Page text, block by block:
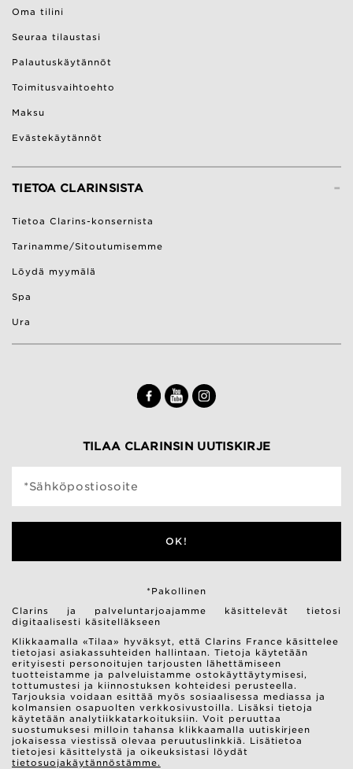
Oma tilini
Seuraa tilaustasi
Palautuskäytännöt
Toimitusvaihtoehto
Maksu
Evästekäytännöt
-
TIETOA CLARINSISTA
Tietoa Clarins-konsernista
Tarinamme/Sitoutumisemme
Löydä myymälä
Spa
Ura
TILAA CLARINSIN UUTISKIRJE
*Sähköpostiosoite
OK!
*Pakollinen
Clarins ja palveluntarjoajamme käsittelevät tietosi
digitaalisesti käsitelläkseen
Klikkaamalla «Tilaa» hyväksyt, että Clarins France käsittelee
tietojasi asiakassuhteiden hallintaan. Tietoja käytetään
erityisesti personoitujen tarjousten lähettämiseen
tuotteistamme ja palveluistamme ostokäyttäytymisesi,
tottumustesi ja kiinnostuksen kohteidesi perusteella.
Tarjouksia voidaan esittää myös sosiaalisessa mediassa ja
kolmansien osapuolten verkkosivustoilla. Lisäksi tietoja
käytetään analytiikkatarkoituksiin. Voit peruuttaa
suostumuksesi milloin tahansa klikkaamalla uutiskirjeen
jokaisessa viestissä olevaa peruutuslinkkiä. Lisätietoa
tietojesi käsittelystä ja oikeuksistasi löydät
tietosuojakäytännöstämme.